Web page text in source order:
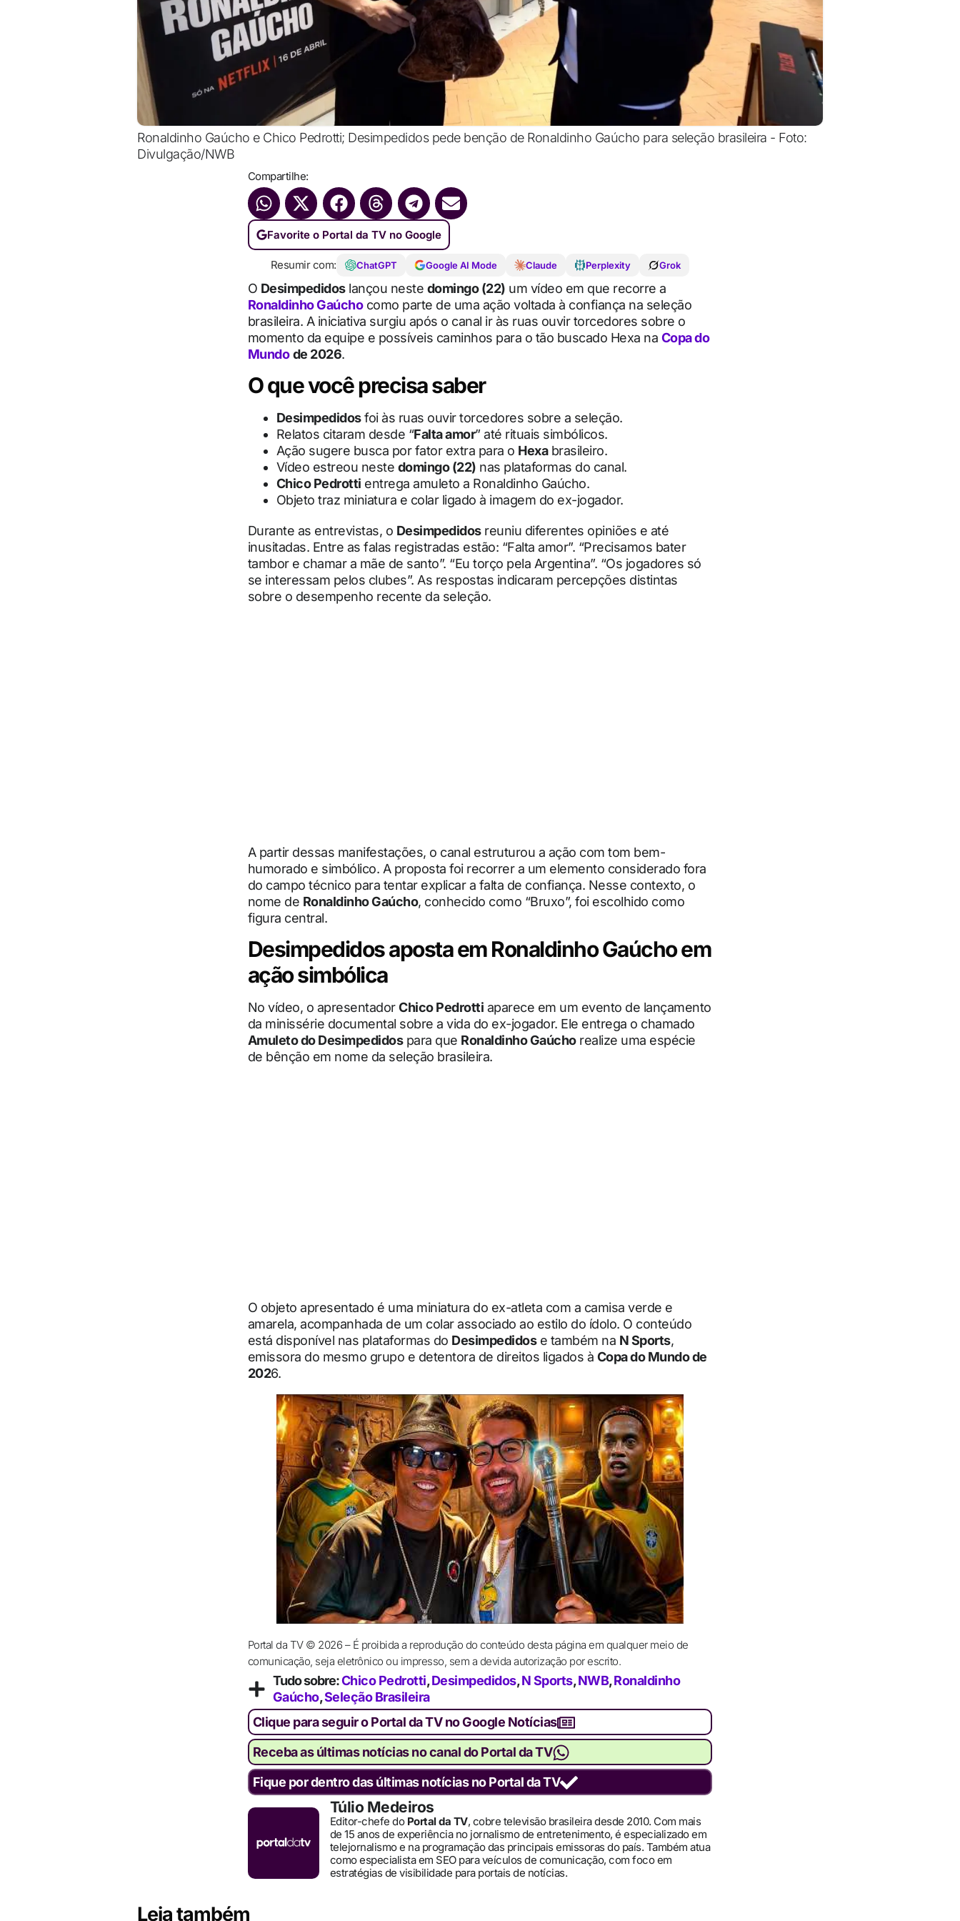
Ronaldinho Gaúcho e Chico Pedrotti; Desimpedidos pede benção de Ronaldinho Gaúcho para seleção brasileira - Foto:
Divulgação/NWB
Compartilhe:
Favorite o Portal da TV no Google
Resumir com: ChatGPT Google AI Mode Claude Perplexity Grok
O Desimpedidoslançou neste domingo (22) um vídeo em que recorre a
Ronaldinho Gaúchocomo parte de uma ação voltada à confiança na seleção
brasileira. A iniciativa surgiu após o canal ir às ruas ouvir torcedores sobre o
momento da equipe e possíveis caminhos para o tão buscado Hexa na Copa do
Mundo de 2026.
O que você precisa saber
Desimpedidosfoi às ruas ouvir torcedores sobre a seleção.
Relatos citaram desde “Falta amor” até rituais simbólicos.
Ação sugere busca por fator extra para o Hexabrasileiro.
Vídeo estreou neste domingo (22) nas plataformas do canal.
Chico Pedrotti entrega amuleto a Ronaldinho Gaúcho.
Objeto traz miniatura e colar ligado à imagem do ex-jogador.
Durante as entrevistas, o Desimpedidosreuniu diferentes opiniões e até
inusitadas. Entre as falas registradas estão: “Falta amor”. “Precisamos bater
tambor e chamar a mãe de santo”. “Eu torço pela Argentina”. “Os jogadores só
se interessam pelos clubes”. As respostas indicaram percepções distintas
sobre o desempenho recente da seleção.
A partir dessas manifestações, o canal estruturou a ação com tom bem-
humorado e simbólico. A proposta foi recorrer a um elemento considerado fora
do campo técnico para tentar explicar a falta de confiança. Nesse contexto, o
nome de Ronaldinho Gaúcho, conhecido como “Bruxo”, foi escolhido como
figura central.
Desimpedidos aposta em Ronaldinho Gaúcho em
ação simbólica
No vídeo, o apresentadorChico Pedrotti aparece em um evento de lançamento
da minissérie documental sobre a vida do ex-jogador. Ele entrega o chamado
Amuleto do Desimpedidospara que Ronaldinho Gaúchorealize uma espécie
de bênção em nome da seleção brasileira.
O objeto apresentado é uma miniatura do ex-atleta com a camisa verde e
amarela, acompanhada de um colar associado ao estilo do ídolo. O conteúdo
está disponível nas plataformas do Desimpedidose também na N Sports,
emissora do mesmo grupo e detentora de direitos ligados à Copa do Mundo de
2026.
Portal da TV © 2026 – É proibida a reprodução do conteúdo desta página em qualquer meio de
comunicação, seja eletrônico ou impresso, sem a devida autorização por escrito.
Tudo sobre:Chico Pedrotti,Desimpedidos,N Sports,NWB,Ronaldinho
Gaúcho,Seleção Brasileira
Clique para seguir o Portal da TV no Google Notícias
Receba as últimas notícias no canal do Portal da TV
Fique por dentro das últimas notícias no Portal da TV
Túlio Medeiros
Editor-chefe do Portal da TV, cobre televisão brasileira desde 2010. Com mais
de 15 anos de experiência no jornalismo de entretenimento, é especializado em
telejornalismo e na programação das principais emissoras do país. Também atua
como especialista em SEO para veículos de comunicação, com foco em
estratégias de visibilidade para portais de notícias.
Leia também